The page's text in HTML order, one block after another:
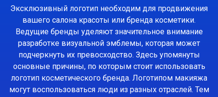
Эксклюзивный логотип необходим для продвижения
вашего салона красоты или бренда косметики.
Ведущие бренды уделяют значительное внимание
разработке визуальной эмблемы, которая может
подчеркнуть их превосходство. Здесь упомянуты
основные причины, по которым стоит использовать
логотип косметического бренда. Логотипом макияжа
могут воспользоваться люди из разных отраслей. Тем